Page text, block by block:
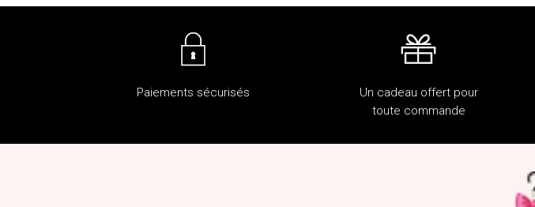
Paiements sécurisés
Un cadeau offert pour
toute commande